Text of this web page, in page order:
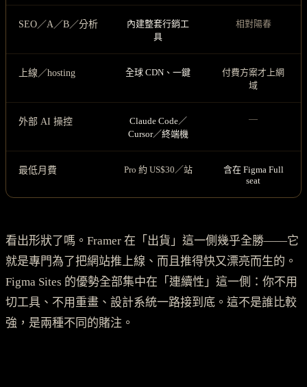
SEO／A／B／分析
內建整套行銷工
具
相對陽春
上線／hosting 全球 CDN、一鍵
付費方案才上網
域
外部 AI 操控
Claude Code／
Cursor／終端機
—
最低月費 Pro 約 US$30／站
含在 Figma Full
seat
看出形狀了嗎。Framer 在「出貨」這一側幾乎全勝——它
就是專門為了把網站推上線、而且推得快又漂亮而生的。
Figma Sites 的優勢全部集中在「連續性」這一側：你不用
切工具、不用重畫、設計系統一路接到底。這不是誰比較
強，是兩種不同的賭注。